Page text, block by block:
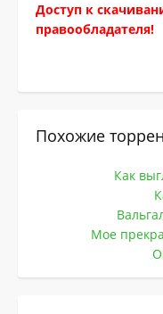
Доступ к
правообладателя!
Похожие
Как
Мое